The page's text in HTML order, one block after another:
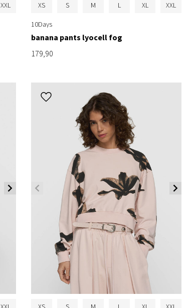
XXL XS S M L XL XXL
10Days
banana pants lyocell fog
179,90